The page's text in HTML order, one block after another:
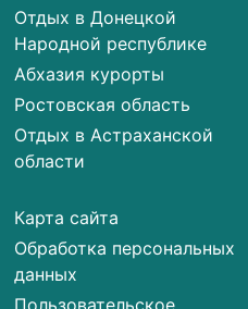
Отдых в Донецкой
Народной республике
Абхазия курорты
Ростовская область
Отдых в Астраханской
области
Карта сайта
Обработка персональных
данных